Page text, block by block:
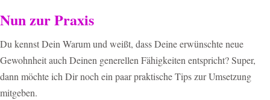
Nun zur Praxis
Du kennst Dein Warum und weißt, dass Deine erwünschte neue
Gewohnheit auch Deinen generellen Fähigkeiten entspricht? Super,
dann möchte ich Dir noch ein paar praktische Tips zur Umsetzung
mitgeben.